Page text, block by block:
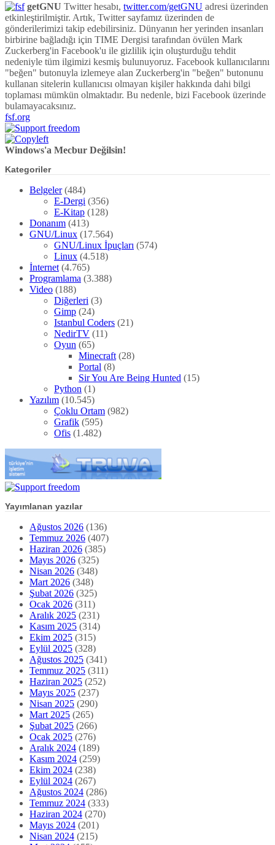
getGNU Twitter hesabı, twitter.com/getGNU adresi üzerinden
etkinleştirilmiştir. Artık, Twitter sayfamız üzerinden de
gönderilerimizi takip edebilirsiniz. Dünyanın her yerinden insanları
birbirine bağladığı için TIME Dergisi tarafından övülen Mark
Zuckerberg'in Facebook'u ile gizlilik için oluşturduğu tehdit
nedeniyle tüm ilgimizi kesmiş bulunuyoruz. Facebook kullanıcılarını
"beğen" butonuyla izlemeye alan Zuckerberg'in "beğen" butonunu
kullanan sitelerin kullanıcısı olmayan kişiler hakkında dahi bilgi
toplaması mümkün olmaktadır. Bu nedenle, bizi Facebook üzerinde
bulamayacaksınız.
fsf.org
Windows'a Mecbur Değilsin!
Kategoriler
Belgeler(484)
E-Dergi (356)
E-Kitap (128)
Donanım (413)
GNU/Linux (17.564)
GNU/Linux İpuçları (574)
Linux (4.518)
İnternet (4.765)
Programlama (3.388)
Video (188)
Diğerleri (3)
Gimp (24)
Istanbul Coders (21)
NedirTV (11)
Oyun (65)
Minecraft (28)
Portal (8)
Sir You Are Being Hunted (15)
Python (1)
Yazılım (10.545)
Çoklu Ortam (982)
Grafik (595)
Ofis (1.482)
Yayımlanan yazılar
Ağustos 2026 (136)
Temmuz 2026 (407)
Haziran 2026 (385)
Mayıs 2026 (325)
Nisan 2026 (348)
Mart 2026 (348)
Şubat 2026 (325)
Ocak 2026 (311)
Aralık 2025 (231)
Kasım 2025 (314)
Ekim 2025 (315)
Eylül 2025 (328)
Ağustos 2025 (341)
Temmuz 2025 (311)
Haziran 2025 (252)
Mayıs 2025 (237)
Nisan 2025 (290)
Mart 2025 (265)
Şubat 2025 (266)
Ocak 2025 (276)
Aralık 2024 (189)
Kasım 2024 (259)
Ekim 2024 (238)
Eylül 2024 (267)
Ağustos 2024 (286)
Temmuz 2024 (333)
Haziran 2024 (270)
Mayıs 2024 (201)
Nisan 2024 (215)